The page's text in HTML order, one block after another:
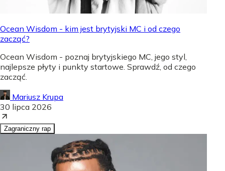
Ocean Wisdom - kim jest brytyjski MC i od czego
zacząć?
Ocean Wisdom - poznaj brytyjskiego MC, jego styl,
najlepsze płyty i punkty startowe. Sprawdź, od czego
zacząć.
Mariusz Krupa
30 lipca 2026
Zagraniczny rap